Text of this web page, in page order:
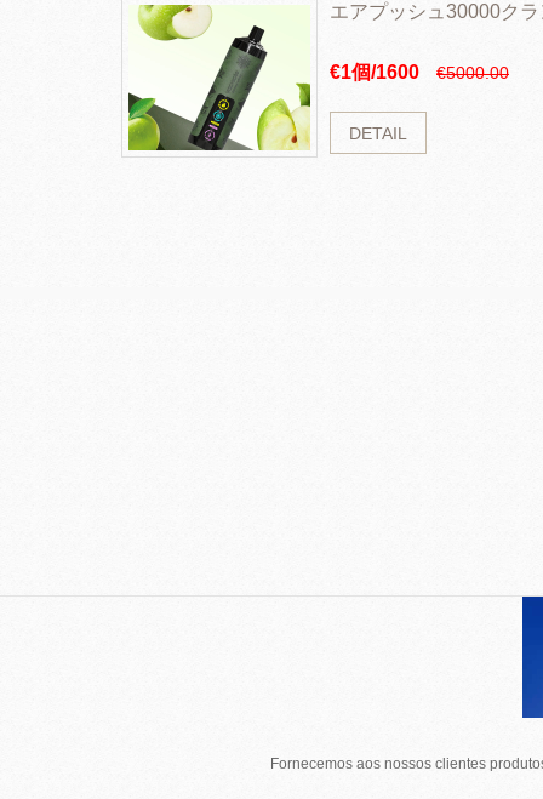
エアプッシュ30000ク
€1個/1600 €5000.00
DETAIL
Fornecemos aos nossos clientes